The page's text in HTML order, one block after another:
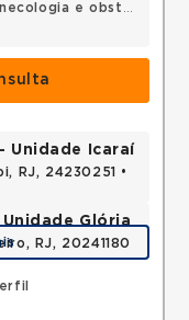
e obstetrícia
Unidade Icaraí
RJ, 24230251 •
Glória
RJ, 20241180